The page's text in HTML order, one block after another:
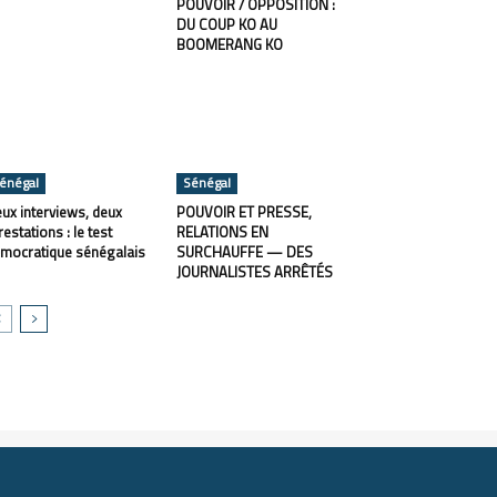
POUVOIR / OPPOSITION :
DU COUP KO AU
BOOMERANG KO
interviews, deux
: le test
sénégalais
Sénégal
POUVOIR ET PRESSE,
RELATIONS EN
SURCHAUFFE — DES
JOURNALISTES ARRÊTÉS